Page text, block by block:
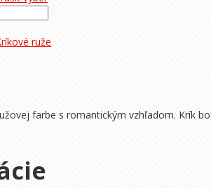
ruže
farbe s romantickým vzhľadom. Krík